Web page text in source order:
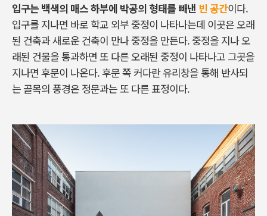
입구는 백색의 매스 하부에 박공의 형태를 빼낸 빈 공간이다.
입구를 지나면 바로 학교 외부 중정이 나타나는데 이곳은 오래
된 건축과 새로운 건축이 만나 중정을 만든다. 중정을 지나 오
래된 건물을 통과하면 또 다른 오래된 중정이 나타나고 그곳을
지나면 후문이 나온다. 후문 쪽 커다란 유리창을 통해 반사되
는 골목의 풍경은 정문과는 또 다른 표정이다.